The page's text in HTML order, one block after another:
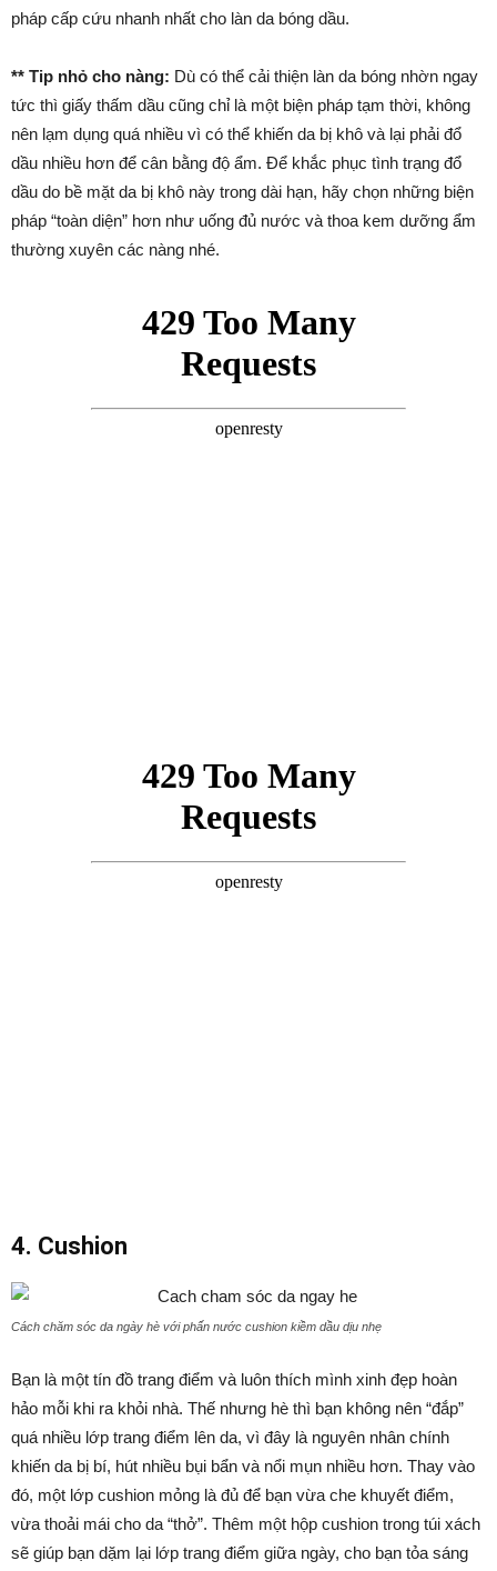
pháp cấp cứu nhanh nhất cho làn da bóng dầu.
** Tip nhỏ cho nàng: Dù có thể cải thiện làn da bóng nhờn ngay
tức thì giấy thấm dầu cũng chỉ là một biện pháp tạm thời, không
nên lạm dụng quá nhiều vì có thể khiến da bị khô và lại phải đổ
dầu nhiều hơn để cân bằng độ ẩm. Để khắc phục tình trạng đổ
dầu do bề mặt da bị khô này trong dài hạn, hãy chọn những biện
pháp “toàn diện” hơn như uống đủ nước và thoa kem dưỡng ẩm
thường xuyên các nàng nhé.
4. Cushion
Cách chăm sóc da ngày hè với phấn nước cushion kiềm dầu dịu nhẹ
Bạn là một tín đồ trang điểm và luôn thích mình xinh đẹp hoàn
hảo mỗi khi ra khỏi nhà. Thế nhưng hè thì bạn không nên “đắp”
quá nhiều lớp trang điểm lên da, vì đây là nguyên nhân chính
khiến da bị bí, hút nhiều bụi bẩn và nổi mụn nhiều hơn. Thay vào
đó, một lớp cushion mỏng là đủ để bạn vừa che khuyết điểm,
vừa thoải mái cho da “thở”. Thêm một hộp cushion trong túi xách
sẽ giúp bạn dặm lại lớp trang điểm giữa ngày, cho bạn tỏa sáng